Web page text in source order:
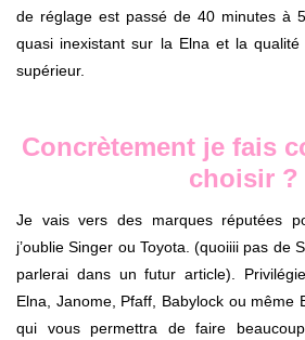
de réglage est passé de 40 minutes à
quasi inexistant sur la Elna et la
supérieur.
Concrètement je fais
choisir ?
Je vais vers des marques réputées
j’oublie Singer ou Toyota. (quoiiii pas de
parlerai dans un futur article).
Elna, Janome, Pfaff, Babylock ou même
qui vous permettra de faire